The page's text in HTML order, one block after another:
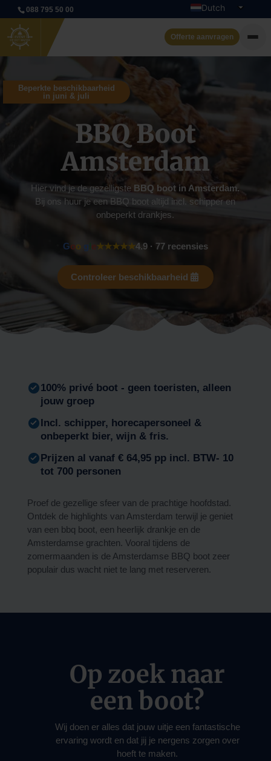
088 795 50 00
Dutch
English
Offerte aanvragen
Evenementenboten
Boot huren
Arrangementen
Contact
Beperkte beschikbaarheid
in juni & juli
BBQ Boot
Amsterdam
Hier vind je de gezelligste BBQ boot in Amsterdam.
Bij ons huur je een BBQ boot altijd incl. schipper en
onbeperkt drankjes.
Go o g e★★★★★4.9 · 77 recensies
Controleer beschikbaarheid
100% privé boot - geen toeristen, alleen
jouw groep
Incl. schipper, horecapersoneel &
onbeperkt bier, wijn & fris.
Prijzen al vanaf € 64,95 pp incl. BTW- 10
tot 700 personen
Proef de gezellige sfeer van de prachtige hoofdstad.
Ontdek de highlights van Amsterdam terwijl je geniet
van een bbq boot, een heerlijk drankje en de
Amsterdamse grachten. Vooral tijdens de
zomermaanden is de Amsterdamse BBQ boot zeer
populair dus wacht niet te lang met reserveren.
Op zoek naar
een boot?
Wij doen er alles dat jouw uitje een fantastische
ervaring wordt en dat jij je nergens zorgen over
hoeft te maken.